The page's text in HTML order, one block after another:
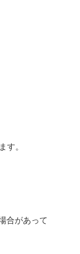
す。
合があって